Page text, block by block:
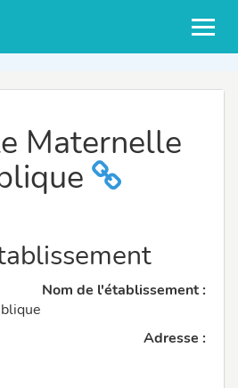
Maternelle
Nom de l'établissement :
Adresse :